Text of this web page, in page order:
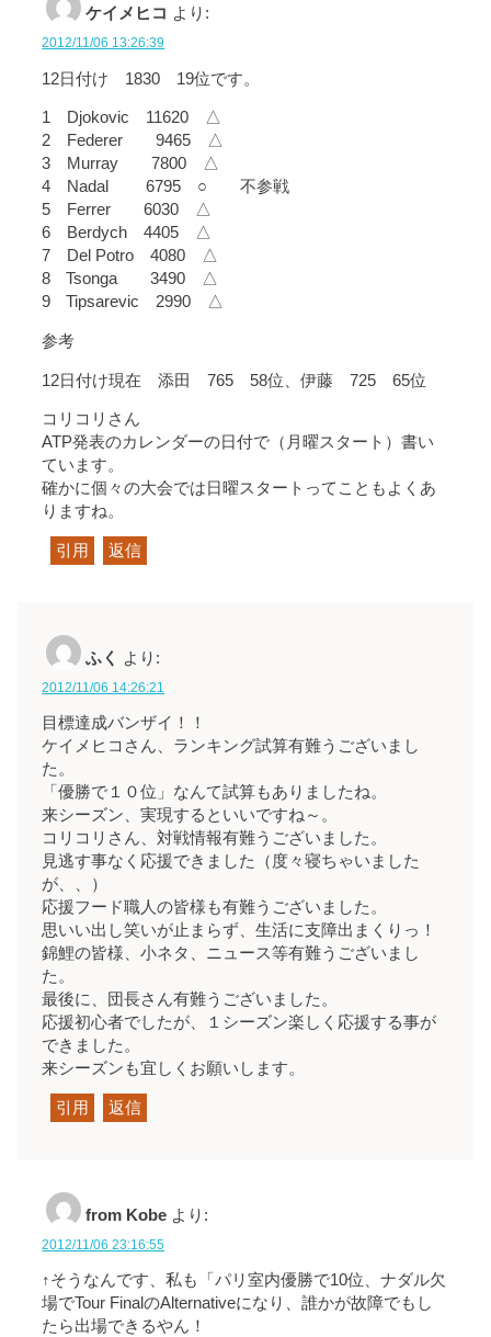
ケイメヒコ より:
2012/11/06 13:26:39
12日付け 1830 19位です。
1 Djokovic 11620 △
2 Federer 9465 △
3 Murray 7800 △
4 Nadal 6795 ○ 不参戦
5 Ferrer 6030 △
6 Berdych 4405 △
7 Del Potro 4080 △
8 Tsonga 3490 △
9 Tipsarevic 2990 △
参考
12日付け現在 添田 765 58位、伊藤 725 65位
コリコリさん
ATP発表のカレンダーの日付で（月曜スタート）書い
ています。
確かに個々の大会では日曜スタートってこともよくあ
りますね。
引用 返信
ふく より:
2012/11/06 14:26:21
目標達成バンザイ！！
ケイメヒコさん、ランキング試算有難うございまし
た。
「優勝で１０位」なんて試算もありましたね。
来シーズン、実現するといいですね～。
コリコリさん、対戦情報有難うございました。
見逃す事なく応援できました（度々寝ちゃいました
が、、）
応援フード職人の皆様も有難うございました。
思いい出し笑いが止まらず、生活に支障出まくりっ！
錦鯉の皆様、小ネタ、ニュース等有難うございまし
た。
最後に、団長さん有難うございました。
応援初心者でしたが、１シーズン楽しく応援する事が
できました。
来シーズンも宜しくお願いします。
引用 返信
from Kobe より:
2012/11/06 23:16:55
↑そうなんです、私も「パリ室内優勝で10位、ナダル欠
場でTour FinalのAlternativeになり、誰かが故障でもし
たら出場できるやん！